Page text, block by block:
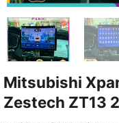
Mitsubishi
Zestech ZT13